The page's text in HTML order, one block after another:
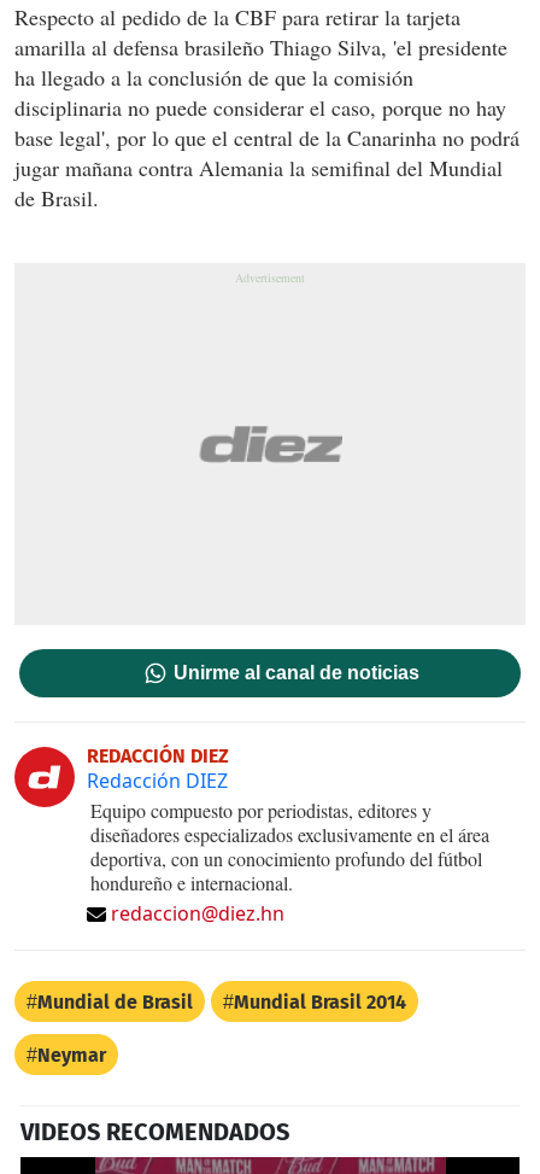
Respecto al pedido de la CBF para retirar la tarjeta
amarilla al defensa brasileño Thiago Silva, 'el presidente
ha llegado a la conclusión de que la comisión
disciplinaria no puede considerar el caso, porque no hay
base legal', por lo que el central de la Canarinha no podrá
jugar mañana contra Alemania la semifinal del Mundial
de Brasil.
Unirme al canal de noticias
REDACCIÓN DIEZ
Redacción DIEZ
Equipo compuesto por periodistas, editores y
diseñadores especializados exclusivamente en el área
deportiva, con un conocimiento profundo del fútbol
hondureño e internacional.
redaccion@diez.hn
Mundial de Brasil Mundial Brasil 2014
Neymar
VIDEOS RECOMENDADOS